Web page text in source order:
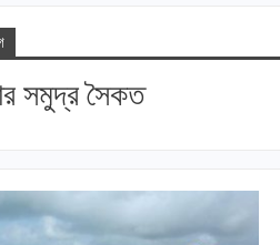
সমুদ্র সৈকত